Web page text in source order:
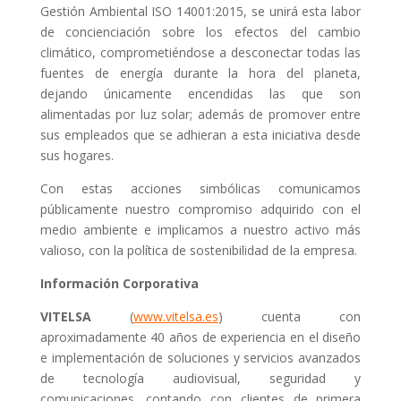
Gestión Ambiental ISO 14001:2015, se unirá esta labor
de concienciación sobre los efectos del cambio
climático, comprometiéndose a desconectar todas las
fuentes de energía durante la hora del planeta,
dejando únicamente encendidas las que son
alimentadas por luz solar; además de promover entre
sus empleados que se adhieran a esta iniciativa desde
sus hogares.
Con estas acciones simbólicas comunicamos
públicamente nuestro compromiso adquirido con el
medio ambiente e implicamos a nuestro activo más
valioso, con la política de sostenibilidad de la empresa.
Información Corporativa
VITELSA(www.vitelsa.es) cuenta con
aproximadamente 40 años de experiencia en el diseño
e implementación de soluciones y servicios avanzados
de tecnología audiovisual, seguridad y